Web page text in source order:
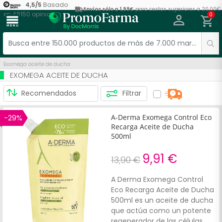
4,5/5 Basado
en48150 opiniones
Envíos sólo a 1,99€para cestas superiores a 20,00€
menu 0
Exomega aceite de ducha
EXOMEGA ACEITE DE DUCHA
Filtrar
-29%
A-Derma Exomega Control Eco
Recarga Aceite de Ducha
500ml
13,90 € 9,91 €
A Derma Exomega Control
Eco Recarga Aceite de Ducha
500ml es un aceite de ducha
que actúa como un potente